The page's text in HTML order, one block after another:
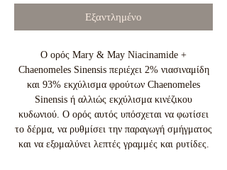
Εξαντλημένο
Ο ορός Mary & May Niacinamide +
Chaenomeles Sinensis περιέχει 2% νιασιναμίδη
και 93% εκχύλισμα φρούτων Chaenomeles
Sinensis ή αλλιώς εκχύλισμα κινέζικου
κυδωνιού. O ορός αυτός υπόσχεται να φωτίσει
το δέρμα, να ρυθμίσει την παραγωγή σμήγματος
και να εξομαλύνει λεπτές γραμμές και ρυτίδες.